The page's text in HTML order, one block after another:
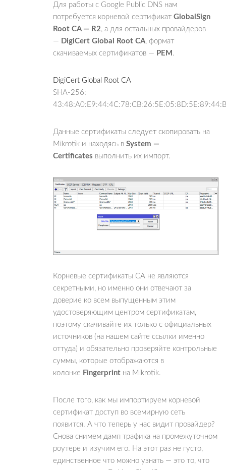
Для работы с Google Public DNS нам
потребуется корневой сертификат GlobalSign
Root CA — R2, а для остальных провайдеров
— DigiCert Global Root CA, формат
скачиваемых сертификатов — PEM .
DigiCert Global Root CA
SHA-256:
Данные сертификаты следует скопировать на
Mikrotik и находясь в System —
Certificates выполнить их импорт.
Корневые сертификаты CA не являются
секретными, но именно они отвечают за
доверие ко всем выпущенным этим
удостоверяющим центром сертификатам,
поэтому скачивайте их только с официальных
источников (на нашем сайте ссылки именно
оттуда) и обязательно проверяйте контрольные
суммы, которые отображаются в
колонке Fingerprint на Mikrotik.
После того, как мы импортируем корневой
сертификат доступ во всемирную сеть
появится. А что теперь у нас видит провайдер?
Снова снимем дамп трафика на промежуточном
роутере и изучим его. На этот раз не густо,
единственное что можно узнать — это то, что